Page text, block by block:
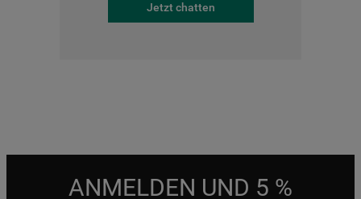
Jetzt chatten
ANMELDEN UND 5 %